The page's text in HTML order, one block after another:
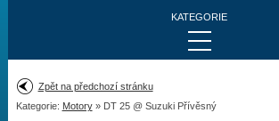
KATEGORIE
Provedení:
Zpět na předchozí stránku
Kategorie: Motory» DT 25 @ Suzuki Přívěsný